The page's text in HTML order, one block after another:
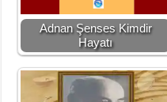
Adnan Şenses Kimdir
Hayatı